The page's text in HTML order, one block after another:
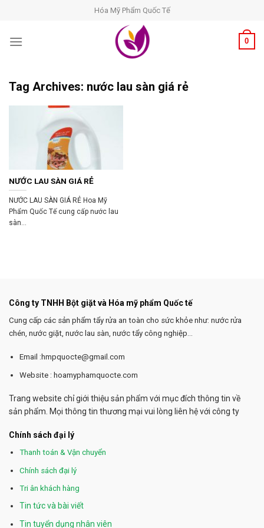
content
Hóa Mỹ Phẩm Quốc Tế
0
Tag Archives: nước lau sàn giá rẻ
NƯỚC LAU SÀN GIÁ RẺ
NƯỚC LAU SÀN GIÁ RẺ Hoa Mỹ
Phẩm Quốc Tế cung cấp nước lau
sàn...
Công ty TNHH Bột giặt và Hóa mỹ phẩm Quốc tế
Cung cấp các sản phẩm tẩy rửa an toàn cho sức khỏe như: nước rửa
chén, nước giặt, nước lau sàn, nước tẩy công nghiệp...
Email :hmpquocte@gmail.com
Website : hoamyphamquocte.com
Trang website chỉ giới thiệu sản phẩm với mục đích thông tin về
sản phẩm. Mọi thông tin thương mại vui lòng liên hệ với công ty
Chính sách đại lý
Thanh toán & Vận chuyển
Chính sách đại lý
Tri ân khách hàng
Tin tức và bài viết
Tin tuyển dụng nhân viên